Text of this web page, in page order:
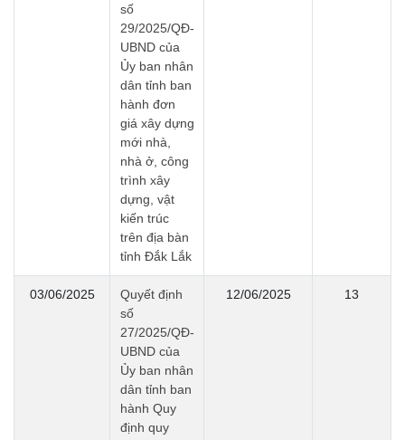
số
29/2025/QĐ-
UBND của
Ủy ban nhân
dân tỉnh ban
hành đơn
giá xây dựng
mới nhà,
nhà ở, công
trình xây
dựng, vật
kiến trúc
trên địa bàn
tỉnh Đắk Lắk
03/06/2025
Quyết định
số
27/2025/QĐ-
UBND của
Ủy ban nhân
dân tỉnh ban
hành Quy
định quy
12/06/2025 13